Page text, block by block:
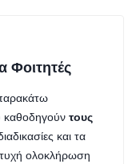
Φοιτητές
τους
και τα
ολοκλήρωση